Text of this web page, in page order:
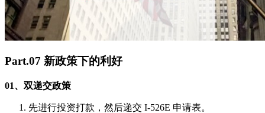
Part.07 新政策下的利好
01、双递交政策
先进行投资打款，然后递交 I-526E 申请表。